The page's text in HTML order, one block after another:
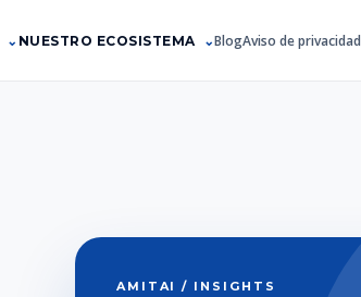
NUESTRO ECOSISTEMA BlogAviso de privacidad
AMITAI / INSIGHTS